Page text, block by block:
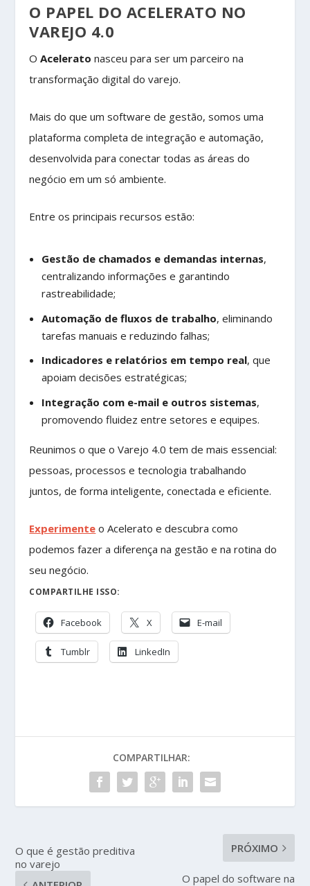
O PAPEL DO ACELERATO NO
VAREJO 4.0
OAcelerato nasceu para ser um parceiro na
transformação digital do varejo.
Mais do que um software de gestão, somos uma
plataforma completa de integração e automação,
desenvolvida para conectar todas as áreas do
negócio em um só ambiente.
Entre os principais recursos estão:
Gestão de chamados e demandas internas,
centralizando informações e garantindo
rastreabilidade;
Automação de fluxos de trabalho, eliminando
tarefas manuais e reduzindo falhas;
Indicadores e relatórios em tempo real, que
apoiam decisões estratégicas;
Integração com e-mail e outros sistemas,
promovendo fluidez entre setores e equipes.
Reunimos o que o Varejo 4.0 tem de mais essencial:
pessoas, processos e tecnologia trabalhando
juntos, de forma inteligente, conectada e eficiente.
Experimente o Acelerato e descubra como
podemos fazer a diferença na gestão e na rotina do
seu negócio.
COMPARTILHE ISSO:
Facebook X E-mail
Tumblr LinkedIn
COMPARTILHAR:
O que é gestão preditiva
no varejo
PRÓXIMO
O papel do software na